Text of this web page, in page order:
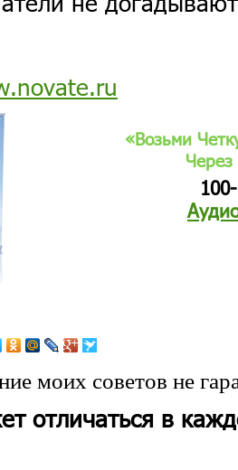
«Возьми
моих советов не
отличаться в